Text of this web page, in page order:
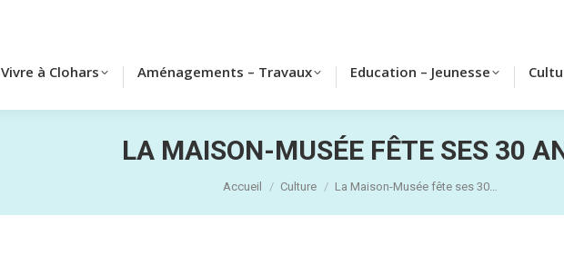
Vivre à Clohars Aménagements – Travaux Education – Jeunesse
LA MAISON-MUSÉE FÊTE SES 30
Vous êtes ici :
Accueil Culture La Maison-Musée fête ses 30…